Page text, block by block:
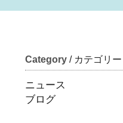
Category / カテゴリー
ニュース
ブログ